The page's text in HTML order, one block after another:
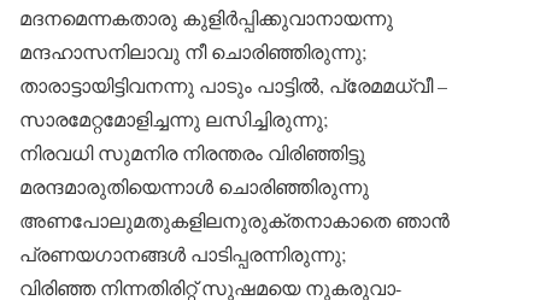
മദനമെന്നകതാരു കുളിർപ്പിക്കുവാനായന്നു
മന്ദഹാസനിലാവു നീ ചൊരിഞ്ഞിരുന്നു;
താരാട്ടായിട്ടിവനന്നു പാടും പാട്ടിൽ, പ്രേമമധ്വീ –
സാരമേറ്റമോളിച്ചന്നു ലസിച്ചിരുന്നു;
നിരവധി സുമനിര നിരന്തരം വിരിഞ്ഞിട്ടു
മരന്ദമാരുതിയെന്നാൾ ചൊരിഞ്ഞിരുന്നു
അണപോലുമതുകളിലനുരുക്തനാകാതെ ഞാൻ
പ്രണയഗാനങ്ങൾ പാടിപ്പരന്നിരുന്നു;
വിരിഞ്ഞ നിന്നതിരിറ്റ് സുഷമയെ നുകരുവാ-